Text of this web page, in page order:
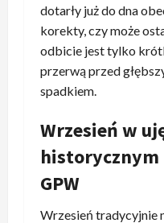
dotarły już do dna
korekty, czy może
odbicie jest tylko
przerwą przed
spadkiem.
Wrzesień w
historycznym
GPW
Wrzesień tradycyjnie